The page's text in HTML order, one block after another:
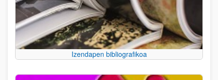
Izendapen bibliografikoa